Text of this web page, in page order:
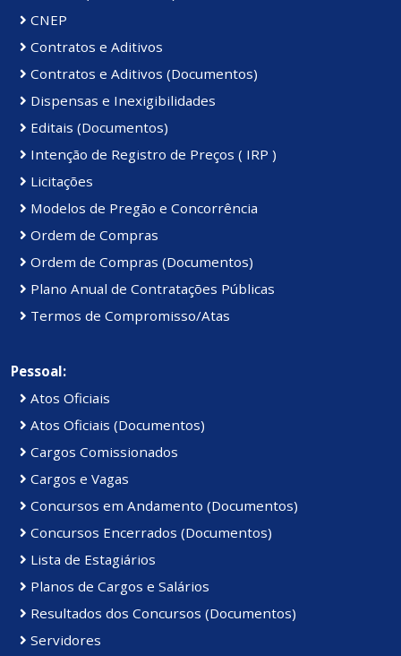
CNEP
Contratos e Aditivos
Contratos e Aditivos (Documentos)
Dispensas e Inexigibilidades
Editais (Documentos)
Intenção de Registro de Preços ( IRP )
Licitações
Modelos de Pregão e Concorrência
Ordem de Compras
Ordem de Compras (Documentos)
Plano Anual de Contratações Públicas
Termos de Compromisso/Atas
Pessoal:
Atos Oficiais
Atos Oficiais (Documentos)
Cargos Comissionados
Cargos e Vagas
Concursos em Andamento (Documentos)
Concursos Encerrados (Documentos)
Lista de Estagiários
Planos de Cargos e Salários
Resultados dos Concursos (Documentos)
Servidores